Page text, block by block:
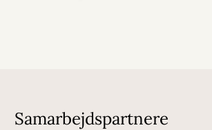
Samarbejdspartnere